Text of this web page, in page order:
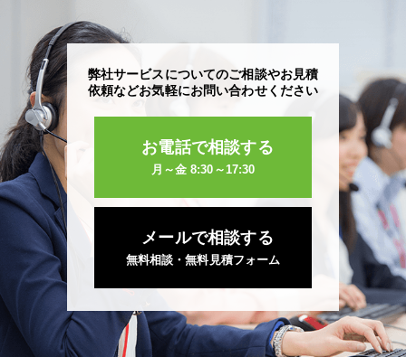
弊社サービスについてのご相談やお見積
依頼などお気軽にお問い合わせください
お電話で相談する
月～金 8:30～17:30
メールで相談する
無料相談・無料見積フォーム